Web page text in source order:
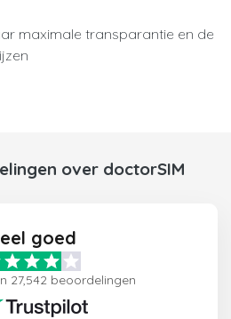
maximale transparantie en de
over doctorSIM
goed
27,542 beoordelingen